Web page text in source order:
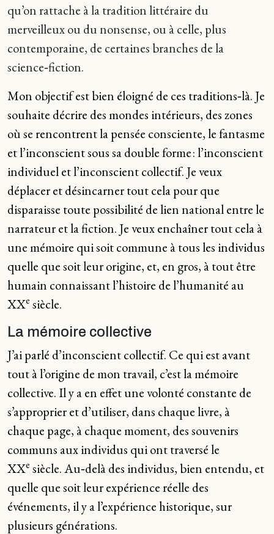
qu’on rattache à la tradition littéraire du
merveilleux ou du nonsense, ou à celle, plus
contemporaine, de certaines branches de la
science‑fiction.
Mon objectif est bien éloigné de ces traditions‑là. Je
souhaite décrire des mondes intérieurs, des zones
où se rencontrent la pensée consciente, le fantasme
et l’inconscient sous sa double forme : l’inconscient
individuel et l’inconscient collectif. Je veux
déplacer et désincarner tout cela pour que
disparaisse toute possibilité de lien national entre le
narrateur et la fiction. Je veux enchaîner tout cela à
une mémoire qui soit commune à tous les individus
quelle que soit leur origine, et, en gros, à tout être
humain connaissant l’histoire de l’humanité au
XXe siècle.
La mémoire collective
J’ai parlé d’inconscient collectif. Ce qui est avant
tout à l’origine de mon travail, c’est la mémoire
collective. Il y a en effet une volonté constante de
s’approprier et d’utiliser, dans chaque livre, à
chaque page, à chaque moment, des souvenirs
communs aux individus qui ont traversé le
XXe siècle. Au‑delà des individus, bien entendu, et
quelle que soit leur expérience réelle des
événements, il y a l’expérience historique, sur
plusieurs générations.